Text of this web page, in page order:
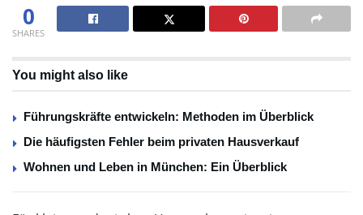
0
SHARES
You might also like
Führungskräfte entwickeln: Methoden im Überblick
Die häufigsten Fehler beim privaten Hausverkauf
Wohnen und Leben in München: Ein Überblick